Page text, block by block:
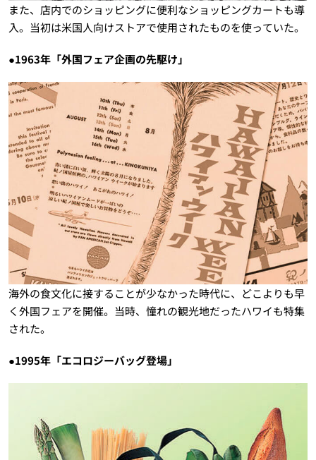
また、店内でのショッピングに便利なショッピングカートも導
入。当初は米国人向けストアで使用されたものを使っていた。
●1963年「外国フェア企画の先駆け」
海外の食文化に接することが少なかった時代に、どこよりも早
く外国フェアを開催。当時、憧れの観光地だったハワイも特集
された。
●1995年「エコロジーバッグ登場」